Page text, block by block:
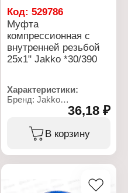
Код:529786
Муфта
компрессионная с
внутренней резьбой
25x1" Jakko *30/390
Характеристики:
Бренд: Jakko
Артикул: 704024252T
Тип товара: Муфта
Тип: компрессионная
Вид: переходная
Резьба присоединения:
36,18 ₽
В корзину